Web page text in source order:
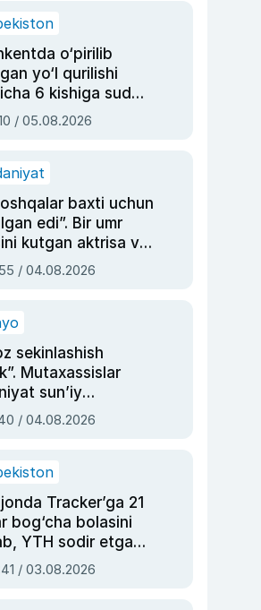
o‘pirilib
yo‘l qurilishi
6 kishiga sud
o‘qildi
/ 05.08.2026
baxti uchun
edi”. Bir umr
kutgan aktrisa va
ustasi Rimma
/ 04.08.2026
sekinlashish
Mutaxassislar
sun’iy
boshqara
qolishidan xavotir
/ 04.08.2026
Tracker’ga 21
bog‘cha bolasini
YTH sodir etgan
sud hukmi o‘qildi
/ 03.08.2026